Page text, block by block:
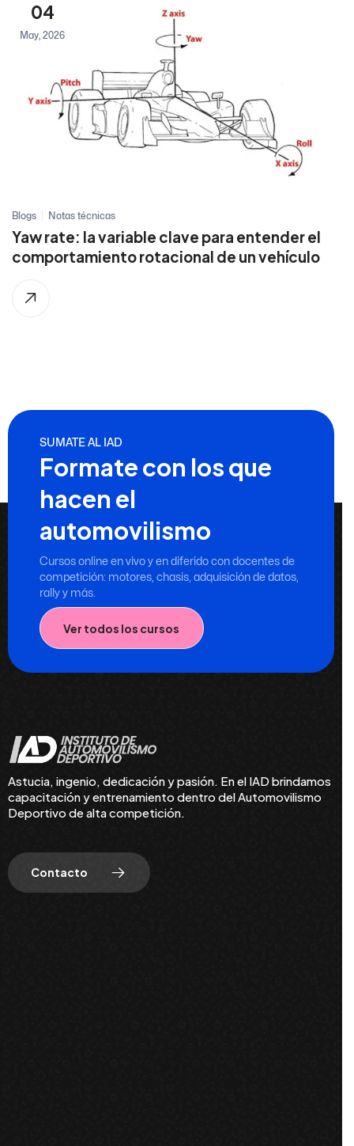
04
May, 2026
Blogs Notas técnicas
Yaw rate: la variable clave para entender el
comportamiento rotacional de un vehículo
SUMATE AL IAD
Formate con los que
hacen el
automovilismo
Cursos online en vivo y en diferido con docentes de
competición: motores, chasis, adquisición de datos,
rally y más.
Ver todos los cursos
Astucia, ingenio, dedicación y pasión. En el IAD brindamos
capacitación y entrenamiento dentro del Automovilismo
Deportivo de alta competición.
Contacto